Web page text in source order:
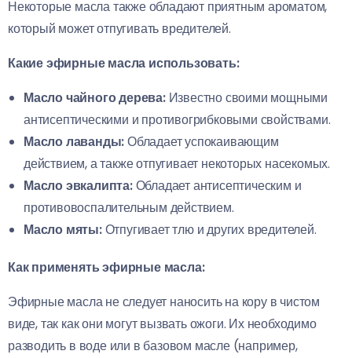
Некоторые масла также обладают приятным ароматом,
который может отпугивать вредителей.
Какие эфирные масла использовать:
Масло чайного дерева:Известно своими мощными
антисептическими и противогрибковыми свойствами.
Масло лаванды:Обладает успокаивающим
действием, а также отпугивает некоторых насекомых.
Масло эвкалипта:Обладает антисептическим и
противовоспалительным действием.
Масло мяты:Отпугивает тлю и других вредителей.
Как применять эфирные масла:
Эфирные масла не следует наносить на кору в чистом
виде, так как они могут вызвать ожоги. Их необходимо
разводить в воде или в базовом масле (например,